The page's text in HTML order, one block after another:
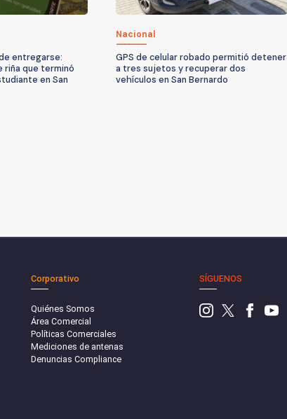
entregarse:
riña que terminó
en San
Nacional
GPS de celular robado permitió detener
a tres sujetos y recuperar dos
vehículos en San Bernardo
Corporativo
Quiénes Somos
Área Comercial
Políticas Comerciales
Mediciones de antenas
Denuncias Compliance
SÍGUENOS